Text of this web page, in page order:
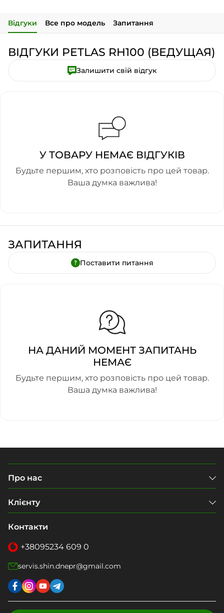
Відгуки Все про модель Запитання
ВІДГУКИ PETLAS RH100 (ВЕДУЩАЯ)
Залишити свій відгук
У ТОВАРУ НЕМАЄ ВІДГУКІВ
Будьте першим, хто розповість про цей товар.
Ваша думка важлива!
ЗАПИТАННЯ
Поставити питання
НА ДАНИЙ МОМЕНТ ЗАПИТАНЬ
НЕМАЄ
Будьте першим, хто розповість про цей товар.
Ваша думка важлива!
Про нас
Клієнту
Контакти
+38095234 609 0
servis.shin.dnepr@gmail.com